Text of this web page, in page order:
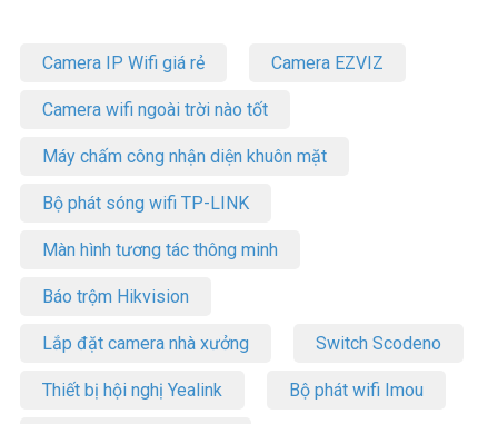
Camera IP Wifi giá rẻ Camera EZVIZ
Camera wifi ngoài trời nào tốt
Máy chấm công nhận diện khuôn mặt
Bộ phát sóng wifi TP-LINK
Màn hình tương tác thông minh
Báo trộm Hikvision
Lắp đặt camera nhà xưởng Switch Scodeno
Thiết bị hội nghị Yealink Bộ phát wifi Imou